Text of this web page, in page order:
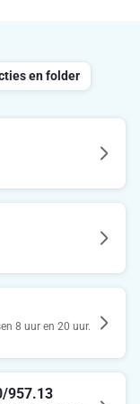
en folder
8 uur en 20 uur.
957.13